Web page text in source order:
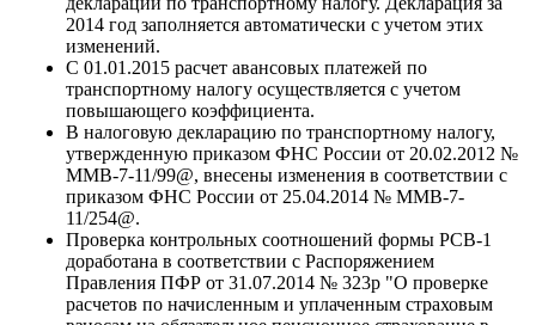
2014 год заполняется автоматически с учетом этих
изменений.
С 01.01.2015 расчет авансовых платежей по
транспортному налогу осуществляется с учетом
повышающего коэффициента.
В налоговую декларацию по транспортному налогу,
утвержденную приказом ФНС России от 20.02.2012 №
ММВ-7-11/99@, внесены изменения в соответствии с
приказом ФНС России от 25.04.2014 № ММВ-7-
11/254@.
Проверка контрольных соотношений формы РСВ-1
доработана в соответствии с Распоряжением
Правления ПФР от 31.07.2014 № 323р "О проверке
расчетов по начисленным и уплаченным страховым